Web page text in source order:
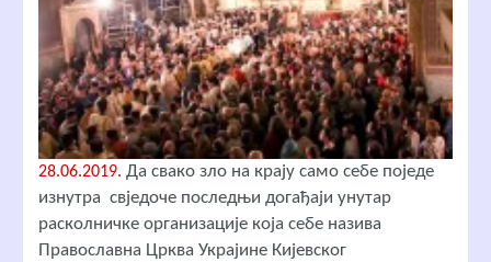
28.06.2019. Да свако зло на крају само себе поједе
изнутра свједоче последњи догађаји унутар
расколничке организације која себе назива
Православна Црква Украјине Кијевског